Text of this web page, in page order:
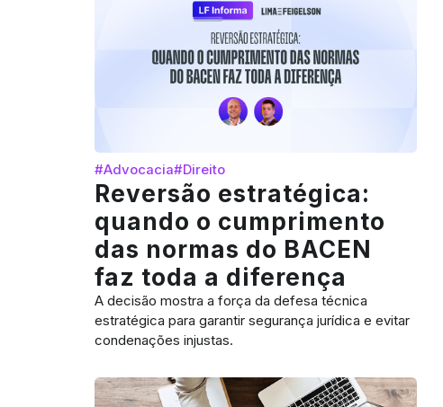
#Advocacia#Direito
Reversão estratégica:
quando o cumprimento
das normas do BACEN
faz toda a diferença
A decisão mostra a força da defesa técnica
estratégica para garantir segurança jurídica e evitar
condenações injustas.